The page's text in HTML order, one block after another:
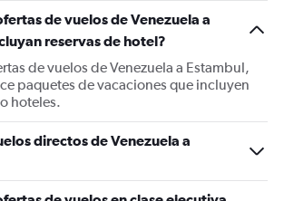
de vuelos de Venezuela a
reservas de hotel?
de vuelos de Venezuela a Estambul,
paquetes de vacaciones que incluyen
hoteles.
directos de Venezuela a